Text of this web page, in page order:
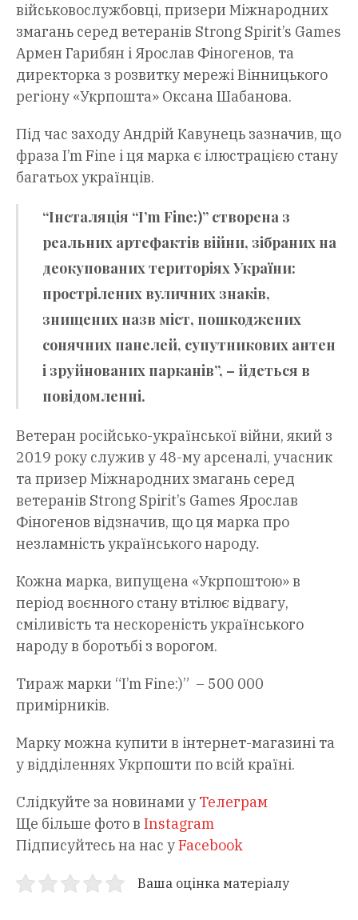
військовослужбовці, призери Міжнародних
змагань серед ветеранів Strong Spirit’s Games
Армен Гарибян і Ярослав Фіногенов, та
директорка з розвитку мережі Вінницького
регіону «Укрпошта» Оксана Шабанова.
Під час заходу Андрій Кавунець зазначив, що
фраза I’m Fine і ця марка є ілюстрацією стану
багатьох українців.
“Інсталяція “I’m Fine:)” створена з
реальних артефактів війни, зібраних на
деокупованих територіях України:
прострілених вуличних знаків,
знищених назв міст, пошкоджених
сонячних панелей, супутникових антен
і зруйнованих парканів”, – йдеться в
повідомленні.
Ветеран російсько-української війни, який з
2019 року служив у 48-му арсеналі, учасник
та призер Міжнародних змагань серед
ветеранів Strong Spirit’s Games Ярослав
Фіногенов відзначив, що ця марка про
незламність українського народу.
Кожна марка, випущена «Укрпоштою» в
період воєнного стану втілює відвагу,
сміливість та нескореність українського
народу в боротьбі з ворогом.
Тираж марки “I’m Fine:)” – 500 000
примірників.
Марку можна купити в інтернет-магазині та
у відділеннях Укрпошти по всій країні.
Слідкуйте за новинами у Телеграм
Ще більше фото в Instagram
Підписуйтесь на нас уFacebook
Ваша оцінка матеріалу